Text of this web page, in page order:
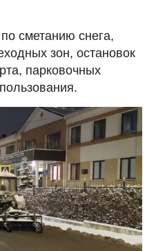
сметанию снега,
зон, остановок
парковочных